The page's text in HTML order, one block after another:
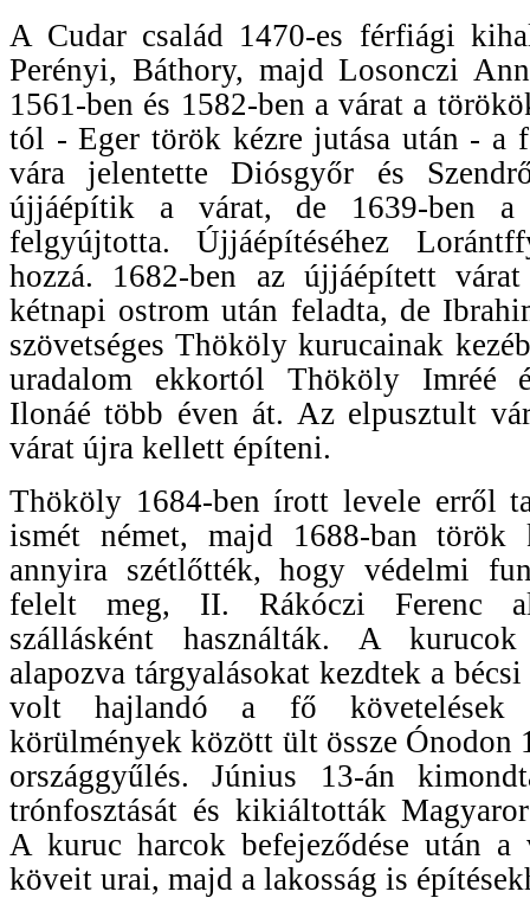
A Cudar család 1470-es férfiági
Perényi, Báthory, majd Losonczi
1561-ben és 1582-ben a várat a
tól - Eger török kézre jutása után - a
vára jelentette Diósgyőr és
újjáépítik a várat, de 1639-ben
felgyújtotta. Újjáépítéséhez
hozzá. 1682-ben az újjáépített várat
kétnapi ostrom után feladta, de
szövetséges Thököly kurucainak
uradalom ekkortól Thököly Imréé
Ilonáé több éven át. Az elpusztult
várat újra kellett építeni.
Thököly 1684-ben írott levele erről
ismét német, majd 1688-ban török
annyira szétlőtték, hogy védelmi
felelt meg, II. Rákóczi Ferenc
szállásként használták. A
alapozva tárgyalásokat kezdtek a
volt hajlandó a fő követelések
körülmények között ült össze Ónodon
országgyűlés. Június 13-án
trónfosztását és kikiáltották
A kuruc harcok befejeződése után
köveit urai, majd a lakosság is